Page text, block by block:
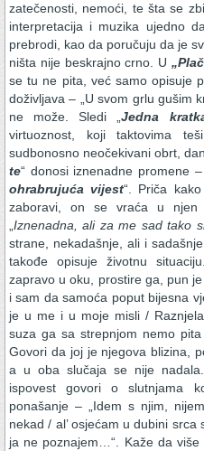
zatečenosti, nemoći, te šta se
interpretacija i muzika ujedno
prebrodi, kao da poručuju da je
ništa nije beskrajno crno. U
se tu ne pita, već samo opisuje
doživljava – „U svom grlu gušim
ne može. Sledi „Jedna
virtuoznost, koji taktovima
sudbonosno neočekivani obrt, dan
te“ donosi iznenadne promene
ohrabrujuća vijest“. Priča
zaboravi, on se vraća u njen
Iznenadna, ali za me sad tako
strane, nekadašnje, ali i sadašnje
takođe opisuje životnu
zapravo u oku, prostire ga, pun
i sam da samoća poput bijesna
je u me i u moje misli /
suza ga sa strepnjom nemo
Govori da joj je njegova blizina,
a u oba slučaja se nije nadala.
ispovest govori o slutnjama
ponašanje – „Idem s njim,
nekad / al’ osjećam u dubini
ja ne poznajem…“. Kaže da